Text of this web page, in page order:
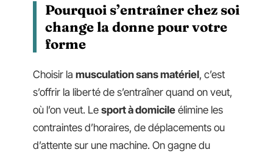
Pourquoi s’entraîner chez soi
change la donne pour votre
forme
Choisir la musculation sans matériel, c’est
s’offrir la liberté de s’entraîner quand on veut,
où l’on veut. Le sport à domicile élimine les
contraintes d’horaires, de déplacements ou
d’attente sur une machine. On gagne du